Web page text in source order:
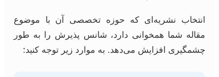
انتخاب نشریه‌ای که حوزه تخصصی آن با موضوع
مقاله شما همخوانی دارد، شانس پذیرش را به طور
چشمگیری افزایش می‌دهد. به موارد زیر توجه کنید: